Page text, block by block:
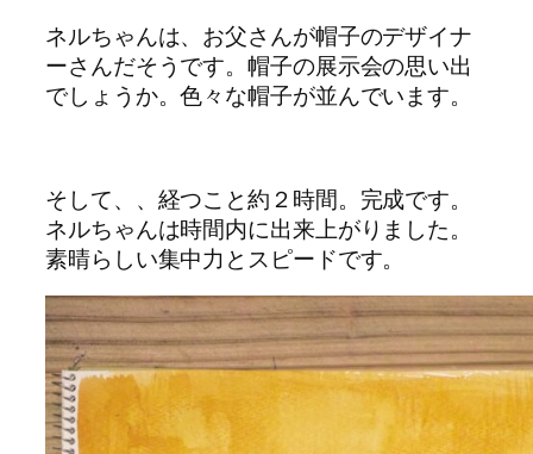
ネルちゃんは、お父さんが帽子のデザイナ
ーさんだそうです。帽子の展示会の思い出
でしょうか。色々な帽子が並んでいます。
そして、、経つこと約２時間。完成です。
ネルちゃんは時間内に出来上がりました。
素晴らしい集中力とスピードです。